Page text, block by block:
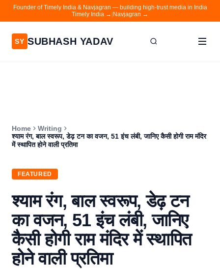
Founder of Timely India & Navjagran — building high-trust media in India
Timely India → Navjagran →
SY SUBHASH YADAV
Contact
Navjagran
Home
Writing
श्याम रंग, बाल स्वरूप, डेढ़ टन का वजन, 51 इंच लंबी, जानिए कैसी होगी राम मंदिर
में स्थापित होने वाली प्रतिमा
FEATURED
श्याम रंग, बाल स्वरूप, डेढ़ टन
का वजन, 51 इंच लंबी, जानिए
कैसी होगी राम मंदिर में स्थापित
होने वाली प्रतिमा